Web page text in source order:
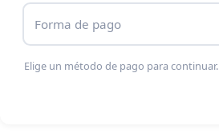
Forma de pago
Elige un método de pago para continuar.